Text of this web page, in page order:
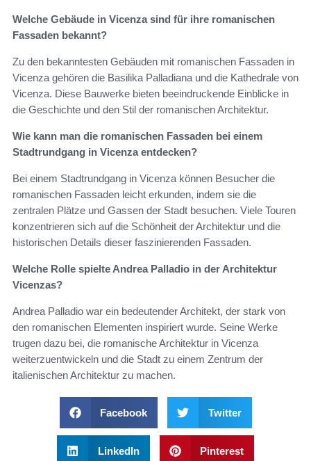
Welche Gebäude in Vicenza sind für ihre romanischen
Fassaden bekannt?
Zu den bekanntesten Gebäuden mit romanischen Fassaden in
Vicenza gehören die Basilika Palladiana und die Kathedrale von
Vicenza. Diese Bauwerke bieten beeindruckende Einblicke in
die Geschichte und den Stil der romanischen Architektur.
Wie kann man die romanischen Fassaden bei einem
Stadtrundgang in Vicenza entdecken?
Bei einem Stadtrundgang in Vicenza können Besucher die
romanischen Fassaden leicht erkunden, indem sie die
zentralen Plätze und Gassen der Stadt besuchen. Viele Touren
konzentrieren sich auf die Schönheit der Architektur und die
historischen Details dieser faszinierenden Fassaden.
Welche Rolle spielte Andrea Palladio in der Architektur
Vicenzas?
Andrea Palladio war ein bedeutender Architekt, der stark von
den romanischen Elementen inspiriert wurde. Seine Werke
trugen dazu bei, die romanische Architektur in Vicenza
weiterzuentwickeln und die Stadt zu einem Zentrum der
italienischen Architektur zu machen.
Facebook Twitter
LinkedIn Pinterest